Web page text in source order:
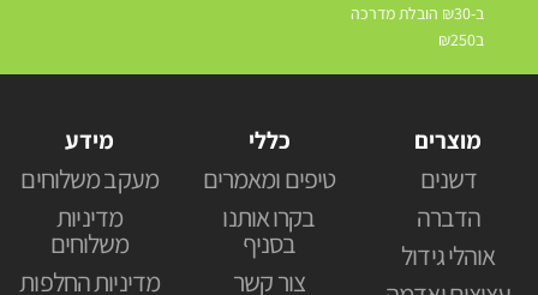
ב-₪30 הובלת מדרכה
ב₪250
מוצרים
דשנים
הדברה
אוהלי גידול
כללי
טיפים ומאמרים
בקרו אותנו
בסניף
צור קשר
מידע
מעקב משלוחים
מדיניות
משלוחים
מדיניות החלפות